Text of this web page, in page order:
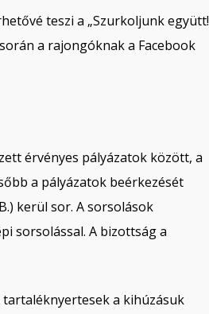
teszi a „Szurkoljunk együtt!
a rajongóknak a Facebook
érvényes pályázatok között, a
a pályázatok beérkezését
kerül sor. A sorsolások
sorsolással. A bizottság a
tartaléknyertesek a kihúzásuk